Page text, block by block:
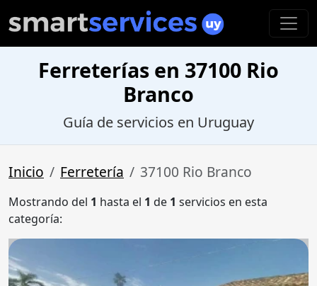
Ferreterías en 37100 Rio
Branco
Guía de servicios en Uruguay
Inicio Ferretería 37100 Rio Branco
Mostrando del 1 hasta el 1 de 1 servicios en esta
categoría: